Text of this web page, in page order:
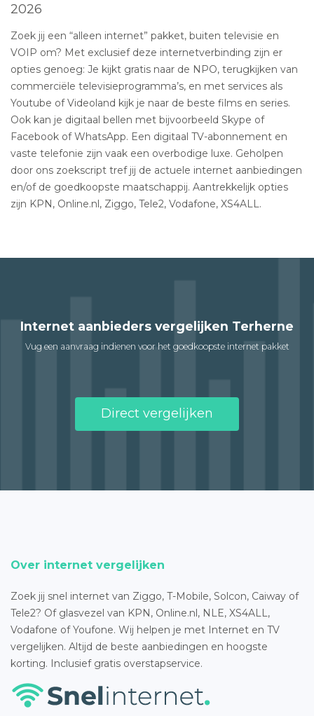
2026
Zoek jij een “alleen internet” pakket, buiten televisie en
VOIP om? Met exclusief deze internetverbinding zijn er
opties genoeg: Je kijkt gratis naar de NPO, terugkijken van
commerciële televisieprogramma’s, en met services als
Youtube of Videoland kijk je naar de beste films en series.
Ook kan je digitaal bellen met bijvoorbeeld Skype of
Facebook of WhatsApp. Een digitaal TV-abonnement en
vaste telefonie zijn vaak een overbodige luxe. Geholpen
door ons zoekscript tref jij de actuele internet aanbiedingen
en/of de goedkoopste maatschappij. Aantrekkelijk opties
zijn KPN, Online.nl, Ziggo, Tele2, Vodafone, XS4ALL.
Internet aanbieders vergelijken Terherne
Vug een aanvraag indienen voor het goedkoopste internet pakket
Direct vergelijken
Over internet vergelijken
Zoek jij snel internet van Ziggo, T-Mobile, Solcon, Caiway of
Tele2? Of glasvezel van KPN, Online.nl, NLE, XS4ALL,
Vodafone of Youfone. Wij helpen je met Internet en TV
vergelijken. Altijd de beste aanbiedingen en hoogste
korting. Inclusief gratis overstapservice.